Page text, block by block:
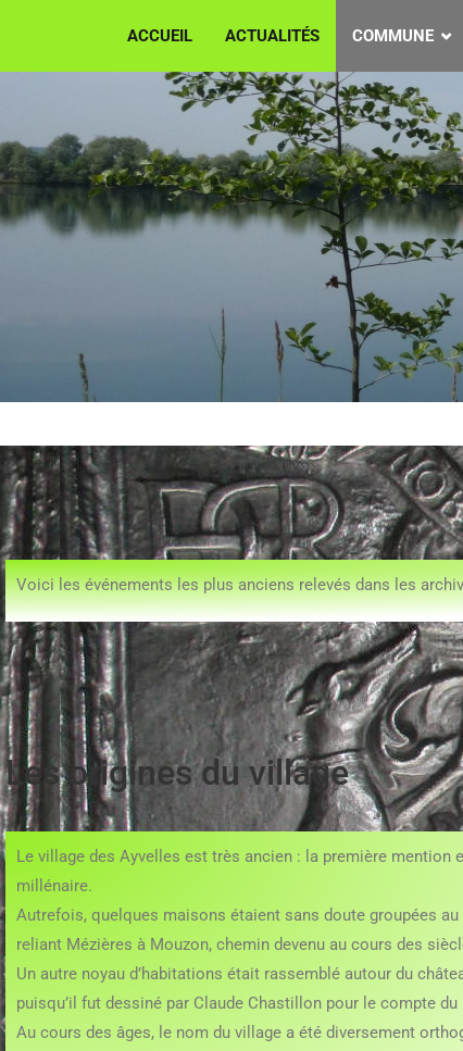
ACCUEIL ACTUALITÉS COMMUNE
Voici les événements les plus anciens relevés dans les
Les origines du village
Le village des Ayvelles est très ancien : la première mention
millénaire.
Autrefois, quelques maisons étaient sans doute groupées
reliant Mézières à Mouzon, chemin devenu au cours des
Un autre noyau d’habitations était rassemblé autour du
puisqu’il fut dessiné par Claude Chastillon pour le compte du
Au cours des âges, le nom du village a été diversement